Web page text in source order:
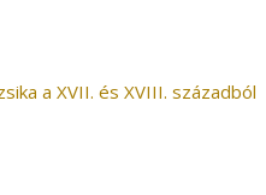
a XVII. és XVIII. századból